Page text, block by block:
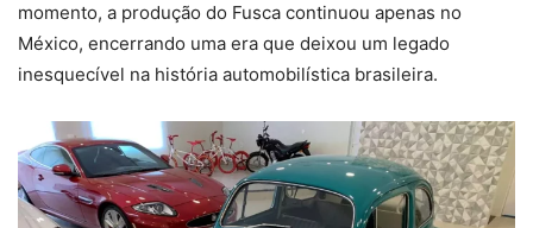
momento, a produção do Fusca continuou apenas no
México, encerrando uma era que deixou um legado
inesquecível na história automobilística brasileira.